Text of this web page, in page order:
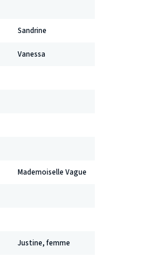
Sandrine
Vanessa
Mademoiselle Vague
Justine, femme